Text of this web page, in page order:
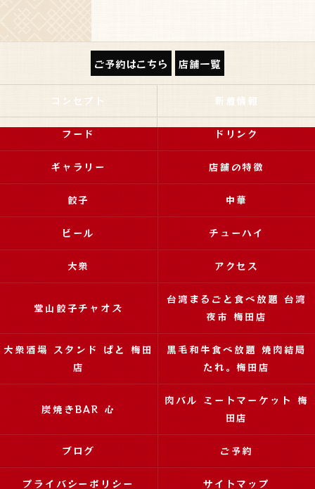
ご予約はこちら 店舗一覧
コンセプト 新着情報
フード ドリンク
ギャラリー 店舗の特徴
餃子 中華
ビール チューハイ
大衆 アクセス
堂山餃子チャオズ
台湾まるごと食べ放題 台湾
夜市 梅田店
大衆酒場 スタンド ぱと 梅田
店
黒毛和牛食べ放題 焼肉結局
たれ。梅田店
炭焼きBAR 心
肉バル ミートマーケット 梅
田店
ブログ ご予約
プライバシーポリシー サイトマップ